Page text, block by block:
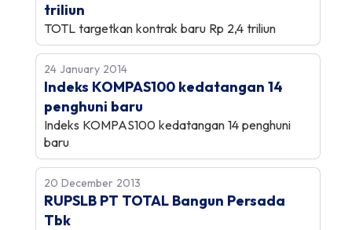
triliun
TOTL targetkan kontrak baru Rp 2,4 triliun
24 January 2014
Indeks KOMPAS100 kedatangan 14
penghuni baru
Indeks KOMPAS100 kedatangan 14 penghuni
baru
20 December 2013
RUPSLB PT TOTAL Bangun Persada
Tbk